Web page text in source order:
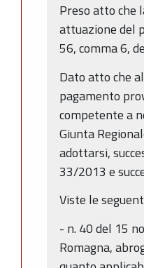
Preso atto che
attuazione del
56, comma 6,
Dato atto che
pagamento
competente a
Giunta
adottarsi,
33/2013 e
Viste le
- n. 40 del 15
Romagna,